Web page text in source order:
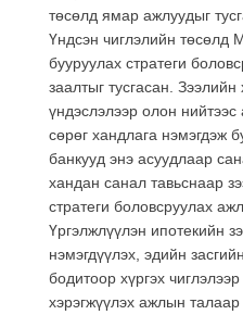
төсөлд ямар ажлуудыг
Үндсэн чиглэлийн төсөлд
бууруулах стратеги
заалтыг тусгасан. Зээлийн
үндэслэлээр олон
сөрөг хандлага нэмэгдэж
банкууд энэ асуудлаар
хандан санал тавьснаар
стратеги боловсруулах
Үргэлжлүүлэн ипотекийн
нэмэгдүүлэх, эдийн
бодитоор хүргэх
хэрэгжүүлэх ажлын